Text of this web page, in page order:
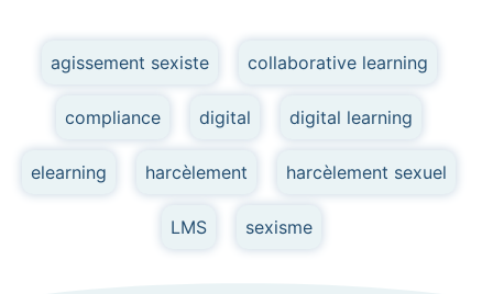
agissement sexiste collaborative learning
compliance digital digital learning
elearning harcèlement harcèlement sexuel
LMS sexisme